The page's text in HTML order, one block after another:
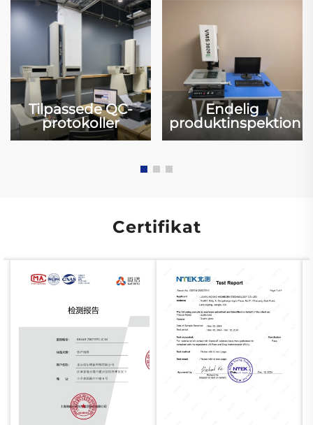
Tilpassede QC-
protokoller
Endelig
produktinspektion
Certifikat